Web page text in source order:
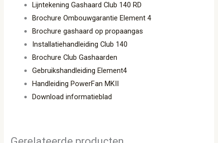
Lijntekening Gashaard Club 140 RD
Brochure Ombouwgarantie Element 4
Brochure gashaard op propaangas
Installatiehandleiding Club 140
Brochure Club Gashaarden
Gebruikshandleiding Element4
Handleiding PowerFan MKII
Download informatieblad